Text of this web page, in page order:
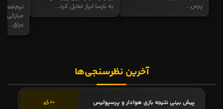
پرس...
به بارسا ابراز تمایل کرد...
نیم‌فصل
مبارکی
عراق...
آخرین نظرسنجی‌ها
پیش بینی نتیجه بازی هوادار و پرسپولیس 80 رأی